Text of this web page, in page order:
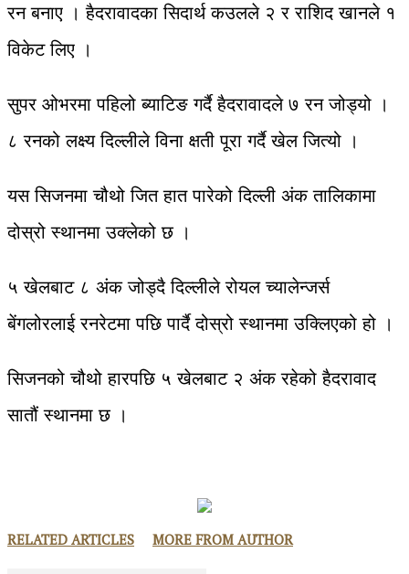
रन बनाए । हैदरावादका सिदार्थ कउलले २ र राशिद खानले १
विकेट लिए ।
सुपर ओभरमा पहिलो ब्याटिङ गर्दै हैदरावादले ७ रन जोड्यो ।
८ रनको लक्ष्य दिल्लीले विना क्षती पूरा गर्दै खेल जित्यो ।
यस सिजनमा चौथो जित हात पारेको दिल्ली अंक तालिकामा
दोस्रो स्थानमा उक्लेको छ ।
५ खेलबाट ८ अंक जोड्दै दिल्लीले रोयल च्यालेन्जर्स
बेंगलोरलाई रनरेटमा पछि पार्दै दोस्रो स्थानमा उक्लिएको हो ।
सिजनको चौथो हारपछि ५ खेलबाट २ अंक रहेको हैदरावाद
सातौं स्थानमा छ ।
RELATED ARTICLES MORE FROM AUTHOR